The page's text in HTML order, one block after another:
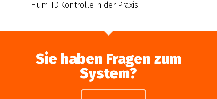
Hum-ID Kontrolle in der Praxis
Sie haben Fragen zum
System?